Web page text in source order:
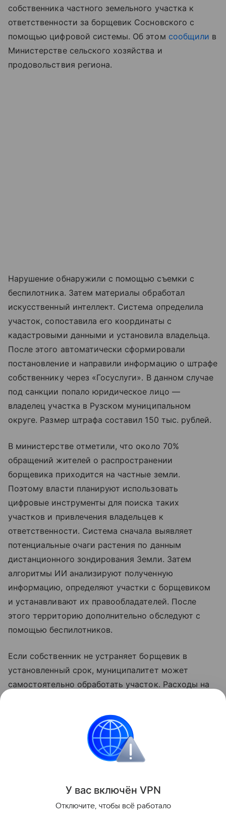
собственника частного земельного участка к
ответственности за борщевик Сосновского с
помощью цифровой системы. Об этом сообщили в
Министерстве сельского хозяйства и
продовольствия региона.
Нарушение обнаружили с помощью съемки с
беспилотника. Затем материалы обработал
искусственный интеллект. Система определила
участок, сопоставила его координаты с
кадастровыми данными и установила владельца.
После этого автоматически сформировали
постановление и направили информацию о штрафе
собственнику через «Госуслуги». В данном случае
под санкции попало юридическое лицо —
владелец участка в Рузском муниципальном
округе. Размер штрафа составил 150 тыс. рублей.
В министерстве отметили, что около 70%
обращений жителей о распространении
борщевика приходится на частные земли.
Поэтому власти планируют использовать
цифровые инструменты для поиска таких
участков и привлечения владельцев к
ответственности. Система сначала выявляет
потенциальные очаги растения по данным
дистанционного зондирования Земли. Затем
алгоритмы ИИ анализируют полученную
информацию, определяют участки с борщевиком
и устанавливают их правообладателей. После
этого территорию дополнительно обследуют с
помощью беспилотников.
Если собственник не устраняет борщевик в
установленный срок, муниципалитет может
самостоятельно обработать участок. Расходы на
владельца в течение двух месяцев или через суд.
Нейросети Искусственный
Поделиться
У вас включён VPN
Отключите, чтобы всё работало